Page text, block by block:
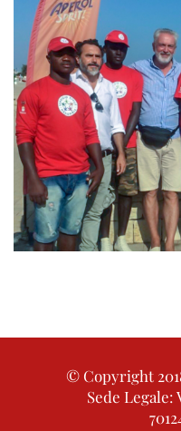
© Copyright
Sede Legale: